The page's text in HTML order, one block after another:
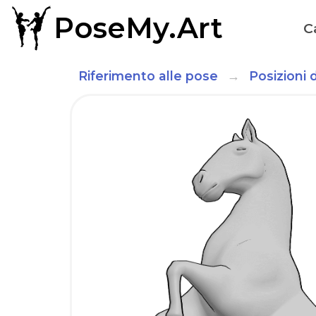
PoseMy.Art
Riferimento alle pose Posizioni